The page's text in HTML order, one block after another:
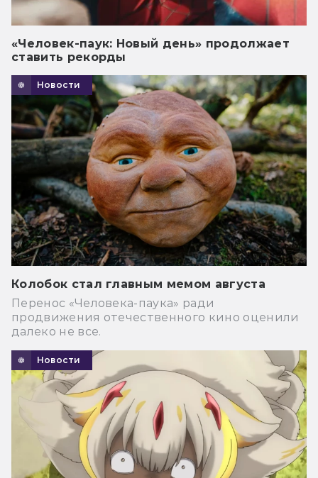
«Человек-паук: Новый день» продолжает
ставить рекорды
Новости
Колобок стал главным мемом августа
Перенос «Человека-паука» ради
продвижения отечественного кино оценили
далеко не все.
Новости